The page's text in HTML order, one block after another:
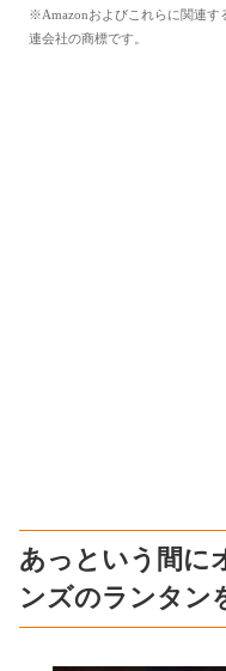
※Amazonおよびこれらに関連す
連会社の商標です。
あっという間に
ンズのランタン